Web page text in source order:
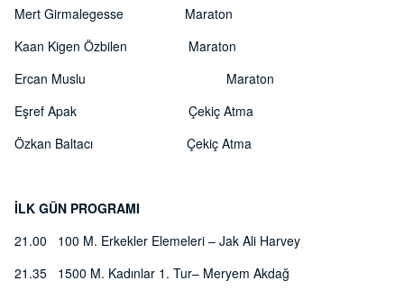
Mert Girmalegesse Maraton
Kaan Kigen Özbilen Maraton
Ercan Muslu Maraton
Eşref Apak Çekiç Atma
Özkan Baltacı Çekiç Atma
İLK GÜN PROGRAMI
21.00 100 M. Erkekler Elemeleri – Jak Ali Harvey
21.35 1500 M. Kadınlar 1. Tur– Meryem Akdağ